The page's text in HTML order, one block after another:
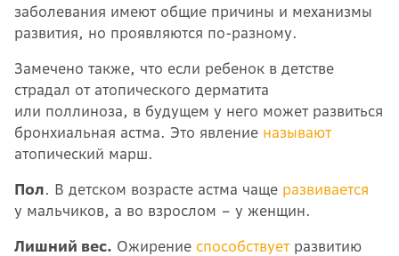
заболевания имеют общие причины и механизмы
развития, но проявляются по-разному.
Замечено также, что если ребенок в детстве
страдал от атопического дерматита
или поллиноза, в будущем у него может развиться
бронхиальная астма. Это явление называют
атопический марш.
Пол. В детском возрасте астма чаще развивается
у мальчиков, а во взрослом – у женщин.
Лишний вес. Ожирение способствует развитию